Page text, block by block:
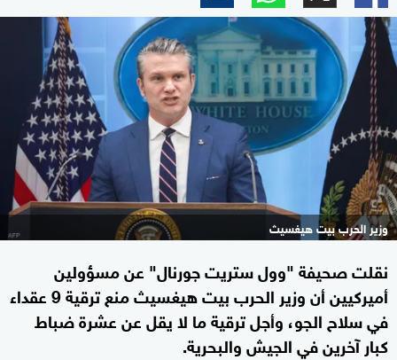
وزير الحرب بيت هيغسيث
نقلت صحيفة "وول ستريت جورنال" عن مسؤولين
أميركيين أن وزير الحرب بيت هيغسيث منع ترقية 9 عقداء
في سلاح الجو، وأجل ترقية ما لا يقل عن عشرة ضباط
كبار آخرين في الجيش والبحرية.